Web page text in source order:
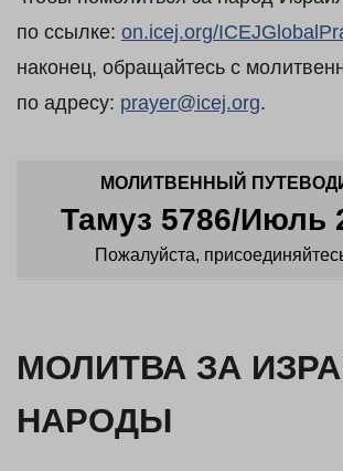
по ссылке: on.icej.org/
наконец, обращайтесь с
по адресу: prayer@icej.org.
МОЛИТВЕННЫЙ
Тамуз 5786/Июль
Пожалуйста,
МОЛИТВА ЗА
НАРОДЫ